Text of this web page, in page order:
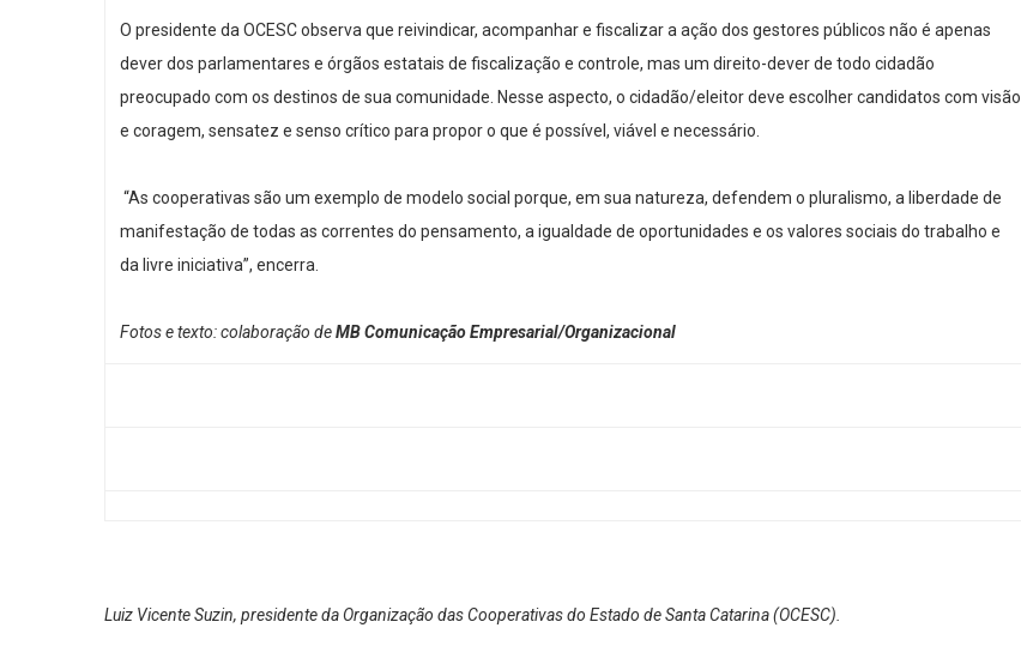
O presidente da OCESC observa que reivindicar, acompanhar e fiscalizar a ação dos gestores públicos não é apenas
dever dos parlamentares e órgãos estatais de fiscalização e controle, mas um direito-dever de todo cidadão
preocupado com os destinos de sua comunidade. Nesse aspecto, o cidadão/eleitor deve escolher candidatos com visão
e coragem, sensatez e senso crítico para propor o que é possível, viável e necessário.
“As cooperativas são um exemplo de modelo social porque, em sua natureza, defendem o pluralismo, a liberdade de
manifestação de todas as correntes do pensamento, a igualdade de oportunidades e os valores sociais do trabalho e
da livre iniciativa”, encerra.
Fotos e texto: colaboração deMB Comunicação Empresarial/Organizacional
Luiz Vicente Suzin, presidente da Organização das Cooperativas do Estado de Santa Catarina (OCESC).